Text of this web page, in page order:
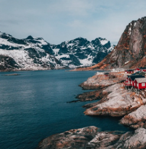
복잡한 고용 업무를 아웃소싱
인프라
Remote 통합
HR을 워크플로에 매끄럽게 통합
팀을 위한 통합된 핵심 HR 기능
성장하는 기업을 위한 민첩한 글
중견기업
맞춤형 HR 솔루션으로 팀 확장
엔터프라이즈
대기업을 위한 글로벌 HR
REMOTE와 함께 배우기
리서치 및 가이드
사례 연구
HR 용어집
체크리스트 및 템플릿
Deutsch
Español
Italiano
Português (Portugal)